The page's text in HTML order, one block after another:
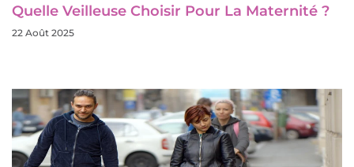
Quelle Veilleuse Choisir Pour La Maternité ?
22 Août 2025